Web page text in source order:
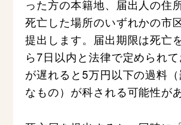
った方の本籍地、届出人の住
死亡した場所のいずれかの市
提出します。届出期限は死亡
ら7日以内と法律で定められ
が遅れると5万円以下の過料
なもの）が科される可能性が